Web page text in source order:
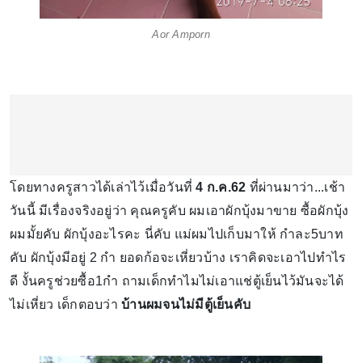
Aor Amporn
โดยทางครูสาวได้เล่าไว้เมื่อวันที่4 ก.ค.62 ที่ผ่านมาว่า...เช้า
วันนี้ มีเรื่องจริงอยู่ว่า คุณครูคับ ผมเอาผักบุ้งมาขาย ซื้อผักบุ้ง
ผมมั้ยคับ ผักบุ้งอะไรคะ นี่คับ แม่ผมไปเก็บมาให้ กำละ5บาท
คับ ผักบุ้งมีอยู่ 2 กำ ยอดก้อจะเหี่ยวบ้าง เราคิดจะเอาไปทำไร
ดี งั้นครูช่วยซื้อ1กำ ถามเด็กทำไมไม่เอาแช่ตู้เย็นไว้มันจะได้
ไม่เหี่ยว เด็กตอบว่า บ้านผมจนไม่มีตู้เย็นคับ